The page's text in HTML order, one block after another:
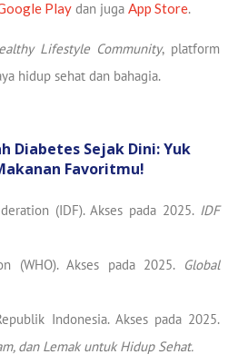
Play dan juga App Store.
Lifestyle Community, platform
hidup sehat dan bahagia.
Diabetes Sejak Dini: Yuk
Favoritmu!
(IDF). Akses pada 2025. IDF
(WHO). Akses pada 2025. Global
Indonesia. Akses pada 2025.
dan Lemak untuk Hidup Sehat.